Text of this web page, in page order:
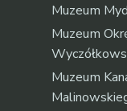
Muzeum
Muzeum
Muzeum